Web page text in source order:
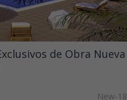
de Obra Nueva
New-18